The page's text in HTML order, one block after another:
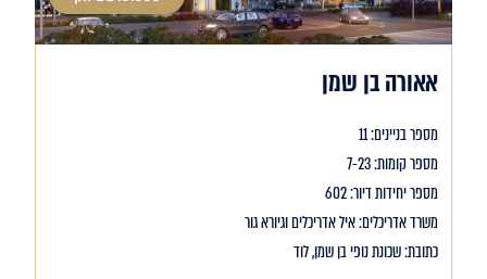
אאורה בן שמן
מספר בניינים: 11
מספר קומות: 7-23
מספר יחידות דיור: 602
משרד אדריכלים: איל אדריכלים וגיורא גור
כתובת: שכונת נופי בן שמן, לוד